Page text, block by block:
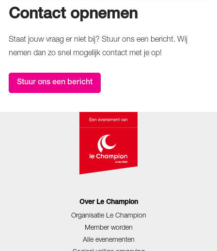
Contact opnemen
Staat jouw vraag er niet bij? Stuur ons een bericht. Wij
nemen dan zo snel mogelijk contact met je op!
Stuur ons een bericht
Over Le Champion
Organisatie Le Champion
Member worden
Alle evenementen